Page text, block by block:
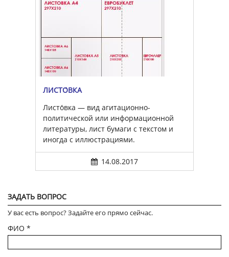
ЛИСТО́ВКА
Листо́вка — вид агитационно-
политической или информационной
литературы, лист бумаги с текстом и
иногда с иллюстрациями.
14.08.2017
ЗАДАТЬ ВОПРОС
У вас есть вопрос? Задайте его прямо сейчас.
ФИО *